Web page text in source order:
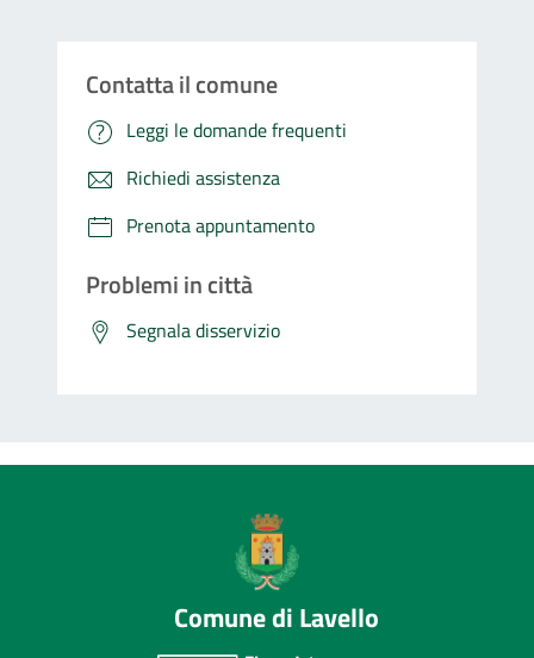
Contatta il comune
Leggi le domande frequenti
Richiedi assistenza
Prenota appuntamento
Problemi in città
Segnala disservizio
Comune di Lavello